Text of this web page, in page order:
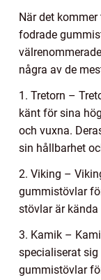
När det
fodrade
några av de
1. Tretorn –
känt för sina
och vuxna.
sin hållbarhet
2. Viking –
gummistövlar
stövlar är
3. Kamik –
specialiserat
gummistövlar